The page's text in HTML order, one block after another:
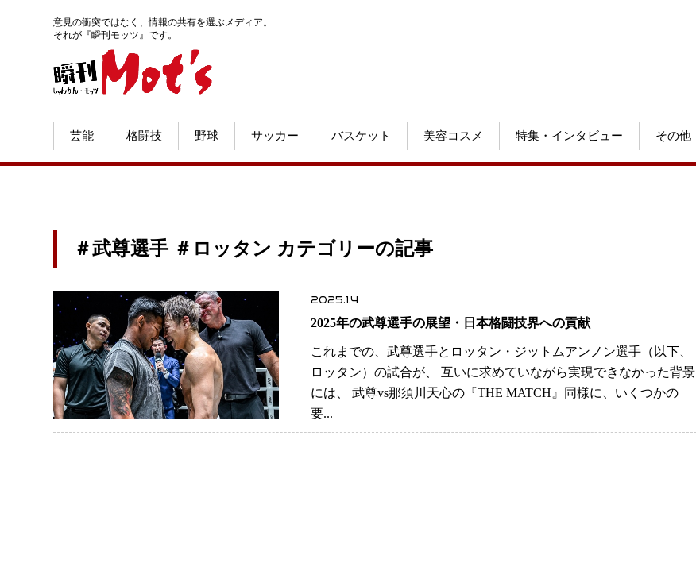
意見の衝突ではなく、情報の共有を選ぶメディア。
それが『瞬刊モッツ』です。
芸能 格闘技 野球 サッカー バスケット 美容コスメ 特集・インタビュー その他
＃武尊選手 ＃ロッタン カテゴリーの記事
2025.1.4
2025年の武尊選手の展望・日本格闘技界への貢献
これまでの、武尊選手とロッタン・ジットムアンノン選手（以下、
ロッタン）の試合が、 互いに求めていながら実現できなかった背景
には、 武尊vs那須川天心の『THE MATCH』同様に、いくつかの
要...